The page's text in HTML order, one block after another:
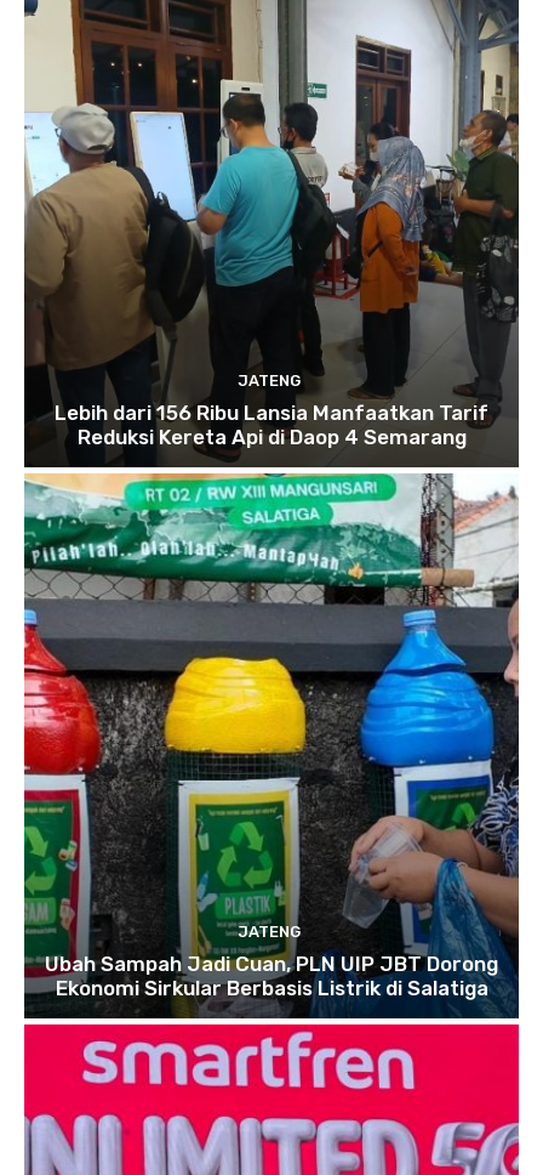
JATENG
Lebih dari 156 Ribu Lansia Manfaatkan Tarif
Reduksi Kereta Api di Daop 4 Semarang
JATENG
Ubah Sampah Jadi Cuan, PLN UIP JBT Dorong
Ekonomi Sirkular Berbasis Listrik di Salatiga